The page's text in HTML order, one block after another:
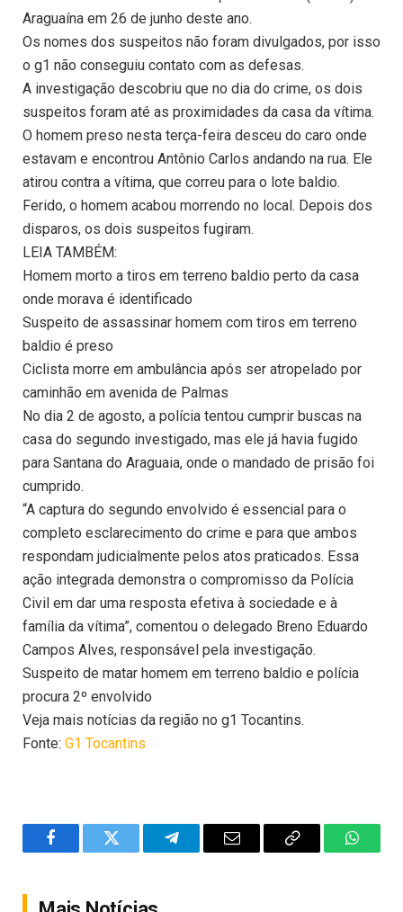
Araguaína em 26 de junho deste ano.
Os nomes dos suspeitos não foram divulgados, por isso
o g1 não conseguiu contato com as defesas.
A investigação descobriu que no dia do crime, os dois
suspeitos foram até as proximidades da casa da vítima.
O homem preso nesta terça-feira desceu do caro onde
estavam e encontrou Antônio Carlos andando na rua. Ele
atirou contra a vítima, que correu para o lote baldio.
Ferido, o homem acabou morrendo no local. Depois dos
disparos, os dois suspeitos fugiram.
LEIA TAMBÉM:
Homem morto a tiros em terreno baldio perto da casa
onde morava é identificado
Suspeito de assassinar homem com tiros em terreno
baldio é preso
Ciclista morre em ambulância após ser atropelado por
caminhão em avenida de Palmas
No dia 2 de agosto, a polícia tentou cumprir buscas na
casa do segundo investigado, mas ele já havia fugido
para Santana do Araguaia, onde o mandado de prisão foi
cumprido.
“A captura do segundo envolvido é essencial para o
completo esclarecimento do crime e para que ambos
respondam judicialmente pelos atos praticados. Essa
ação integrada demonstra o compromisso da Polícia
Civil em dar uma resposta efetiva à sociedade e à
família da vítima”, comentou o delegado Breno Eduardo
Campos Alves, responsável pela investigação.
Suspeito de matar homem em terreno baldio e polícia
procura 2º envolvido
Veja mais notícias da região no g1 Tocantins.
Fonte: G1 Tocantins
FacebookTwitter TelegramEmail
Copy